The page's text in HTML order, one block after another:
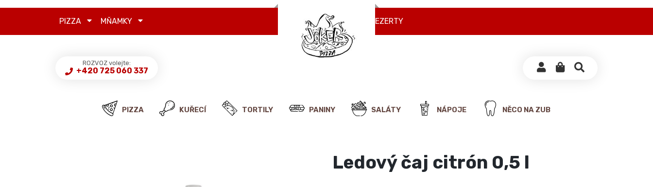
PIZZA MŇAMKY NÁPOJE ZMRZLINY DEZERTY
ROZVOZ volejte:
+420 725 060 337
PIZZA KUŘECÍ TORTILY PANINY SALÁTY NÁPOJE NĚCO NA ZUB
Ledový čaj citrón 0,5 l